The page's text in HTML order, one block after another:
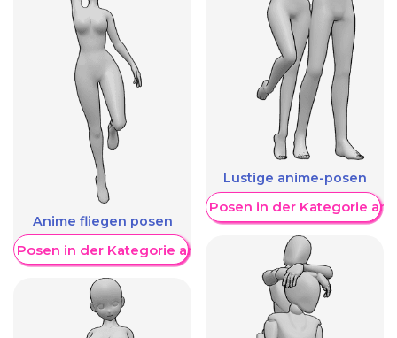
Anime fliegen posen
Posen in der Kategorie anzeigen
Lustige anime-posen
Weitere Posen in der Kategorie